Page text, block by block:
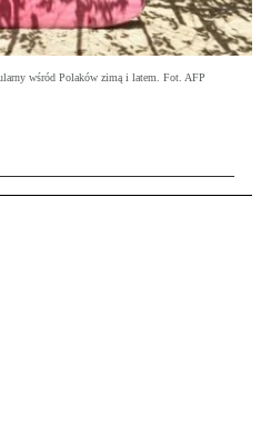
wśród Polaków zimą i latem. Fot. AFP